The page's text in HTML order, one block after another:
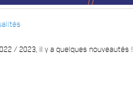
/ 2023, il y a quelques nouveautés !